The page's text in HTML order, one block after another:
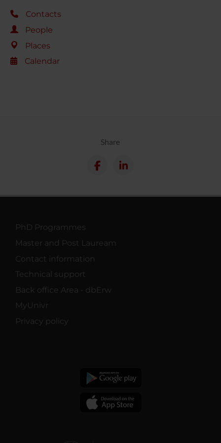
Contacts
People
Places
Calendar
Share
PhD Programmes
Master and Post Lauream
Contact information
Technical support
Back office Area - dbErw
MyUnivr
Privacy policy